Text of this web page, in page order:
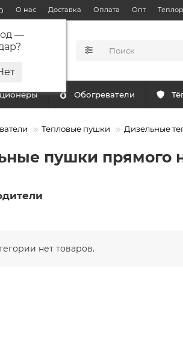
—
?
О нас Доставка Оплата Опт
КАТАЛОГ
Обогреватели
Тепловые пушки Дизельные
пушки прямого
нет товаров.